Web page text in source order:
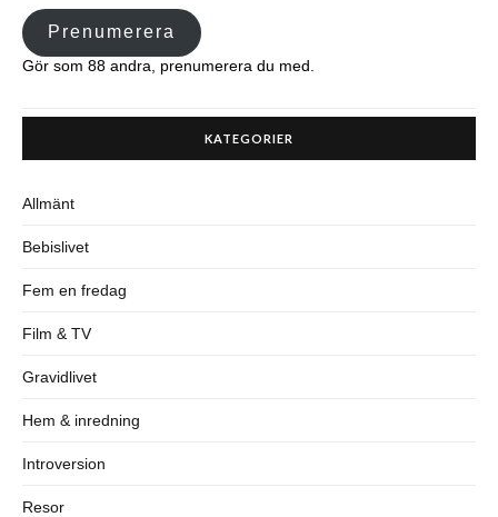
Prenumerera
Gör som 88 andra, prenumerera du med.
KATEGORIER
Allmänt
Bebislivet
Fem en fredag
Film & TV
Gravidlivet
Hem & inredning
Introversion
Resor